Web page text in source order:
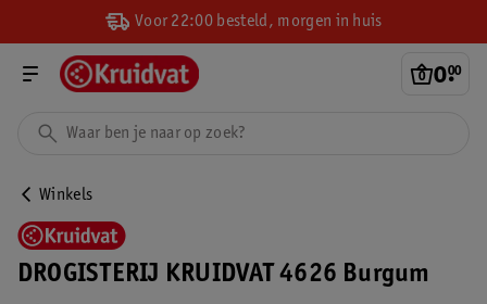
Voor 22:00 besteld, morgen in huis
0.
00
Winkels
DROGISTERIJ KRUIDVAT 4626 Burgum